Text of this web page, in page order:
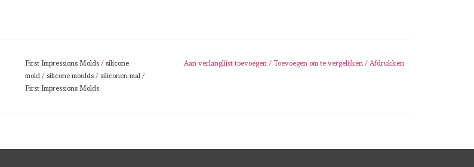
First Impressions Molds / silicone
mold / silicone moulds / siliconen mal /
First Impressions Molds
Aan verlanglijst toevoegen / Toevoegen om te vergelijken / Afdrukken